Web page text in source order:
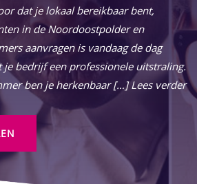
dat je lokaal bereikbaar bent,
in de Noordoostpolder en
aanvragen is vandaag de dag
je bedrijf een professionele uitstraling.
ben je herkenbaar […] Lees verder